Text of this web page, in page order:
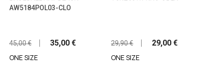
AW5184POL03-CLO
45,00 €
35,00 €
ONE SIZE
29,90 €
29,00 €
ONE SIZE